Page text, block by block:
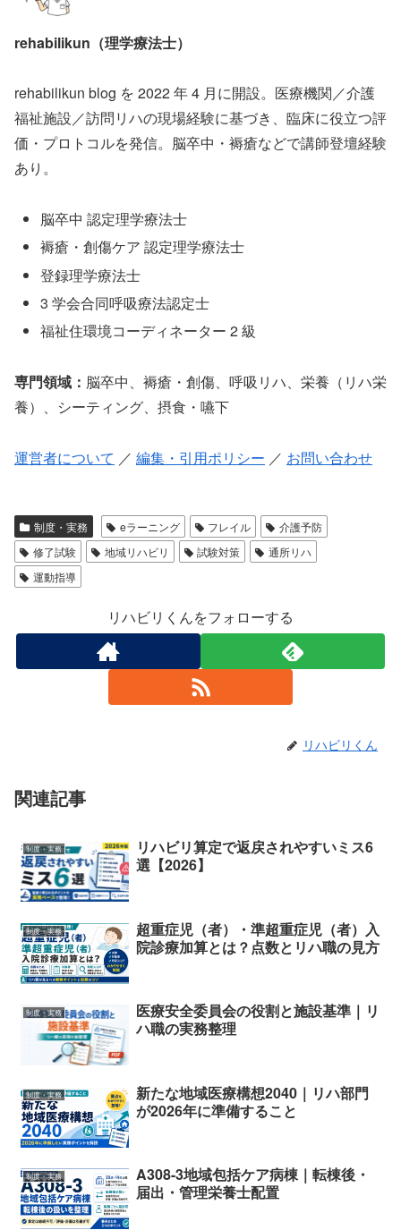
rehabilikun（理学療法士）
rehabilikun blog を 2022 年 4 月に開設。医療機関／介護
福祉施設／訪問リハの現場経験に基づき、臨床に役立つ評
価・プロトコルを発信。脳卒中・褥瘡などで講師登壇経験
あり。
脳卒中 認定理学療法士
褥瘡・創傷ケア 認定理学療法士
登録理学療法士
3 学会合同呼吸療法認定士
福祉住環境コーディネーター 2 級
専門領域： 脳卒中、褥瘡・創傷、呼吸リハ、栄養（リハ栄
養）、シーティング、摂食・嚥下
運営者について ／ 編集・引用ポリシー ／ お問い合わせ
制度・実務 eラーニング フレイル
介護予防
修了試験
地域リハビリ 試験対策
通所リハ
運動指導
リハビリくんをフォローする
リハビリくん
関連記事
制度・実務
リハビリ算定で返戻されやすいミス6
選【2026】
制度・実務
超重症児（者）・準超重症児（者）入
院診療加算とは？点数とリハ職の見方
制度・実務
医療安全委員会の役割と施設基準｜リ
ハ職の実務整理
制度・実務
新たな地域医療構想2040｜リハ部門
が2026年に準備すること
制度・実務
A308-3地域包括ケア病棟｜転棟後・
届出・管理栄養士配置